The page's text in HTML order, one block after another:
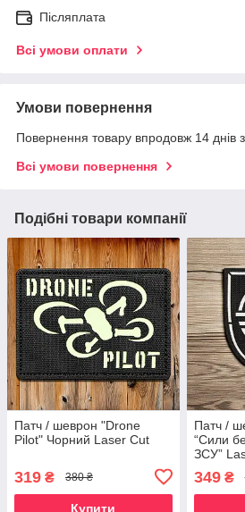
Післяплата
Всі умови оплати
Умови повернення
Повернення товару впродовж 14 днів
Всі умови повернення
Подібні товари компанії
Патч / шеврон "Drone
Pilot" Чорний Laser Cut
319 ₴ 380 ₴
Купити
Патч /
“Сили
ЗСУ”
349₴